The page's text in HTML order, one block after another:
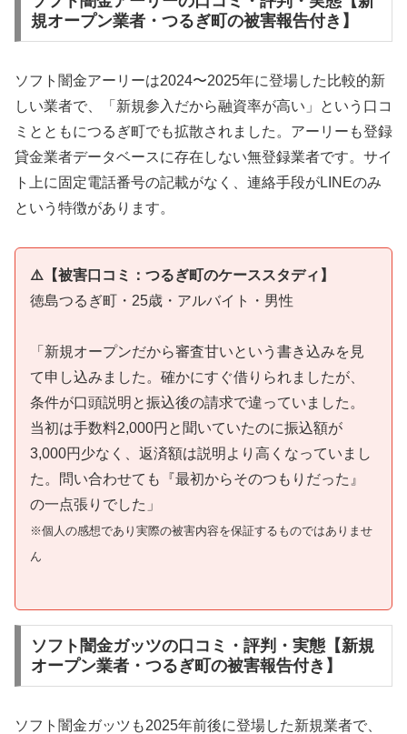
規オープン業者・つるぎ町の被害報告付き】
ソフト闇金アーリーは2024〜2025年に登場した比較的新
しい業者で、「新規参入だから融資率が高い」という口コ
ミとともにつるぎ町でも拡散されました。アーリーも登録
貸金業者データベースに存在しない無登録業者です。サイ
ト上に固定電話番号の記載がなく、連絡手段がLINEのみ
という特徴があります。
⚠️【被害口コミ：つるぎ町のケーススタディ】
徳島つるぎ町・25歳・アルバイト・男性
「新規オープンだから審査甘いという書き込みを見
て申し込みました。確かにすぐ借りられましたが、
条件が口頭説明と振込後の請求で違っていました。
当初は手数料2,000円と聞いていたのに振込額が
3,000円少なく、返済額は説明より高くなっていまし
た。問い合わせても『最初からそのつもりだった』
の一点張りでした」
※個人の感想であり実際の被害内容を保証するものではありませ
ん
ソフト闇金ガッツの口コミ・評判・実態【新規
オープン業者・つるぎ町の被害報告付き】
ソフト闇金ガッツも2025年前後に登場した新規業者で、